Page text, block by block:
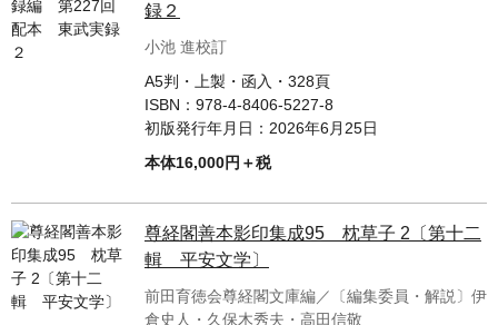
録２
小池 進校訂
A5判・上製・函入・328頁
ISBN： 978-4-8406-5227-8
初版発行年月日： 2026年6月25日
本体16,000円＋税
尊経閣善本影印集成95 枕草子 2〔第十二
輯 平安文学〕
前田育徳会尊経閣文庫編／〔編集委員・解説〕伊
倉史人・久保木秀夫・高田信敬